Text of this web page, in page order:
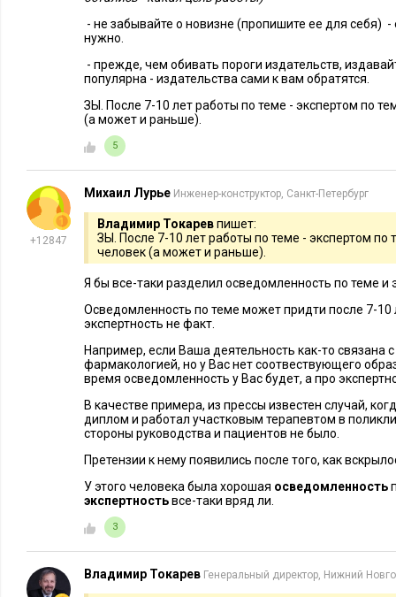
поможет автору замотивировать себянаписать ее в те
определил, так как ему захочется получить все выгоды ее
Как я уже писала в предыдущей статье, речь может идти о
проекта, о медийности, новых связях, возможности
гордости близких, радости творчества, реализации мечты
Впрочем, как и любую бизнес-задачу, написание книги
специалисту. По материалам эксперта, а в идеале и в его
текстовый массив книги, который затем автору останется
необходимости внести в него необходимые правки и
На каком этапе книгу предлагать в
поступившее эксперту от крупного издательства.
автор может сампредложить отобранным им издательствам
этапе создания подробного плана и написания введения и
рассмотрение рукописи обычно представлена на сайтах
При ее создании, в первую очередь, нужно представиться и
профессиональный опыт. Если у эксперта уже выходили
названия и издательства, в которых они были напечатаны.
рабочее название своей новой книги, вкратце раскрыть ее
предполагаемый круг и уровень подготовки читателей,
- не забывайте о новизне (пропишите ее для себя) -
нужно.
- прежде, чем обивать пороги издательств,
популярна - издательства сами к вам обратятся.
ЗЫ. После 7-10 лет работы по теме - экспертом по
(а может и раньше).
5
+12847
Михаил Лурье Инженер-конструктор, Санкт-Петербург
Владимир Токаревпишет:
ЗЫ. После 7-10 лет работы по теме - экспертом по
человек (а может и раньше).
Я бы все-таки разделил осведомленность по теме и
Осведомленность по теме может придти после 7-10
экспертность не факт.
Например, если Ваша деятельность как-то связана
фармакологией, но у Вас нет соотвествующего
время осведомленность у Вас будет, а про
В качестве примера, из прессы известен случай,
диплом и работал участковым терапевтом в
стороны руководства и пациентов не было.
Претензии к нему появились после того, как
У этого человека была хорошая осведомленность
экспертностьвсе-таки вряд ли.
3
Владимир Токарев Генеральный директор, Нижний